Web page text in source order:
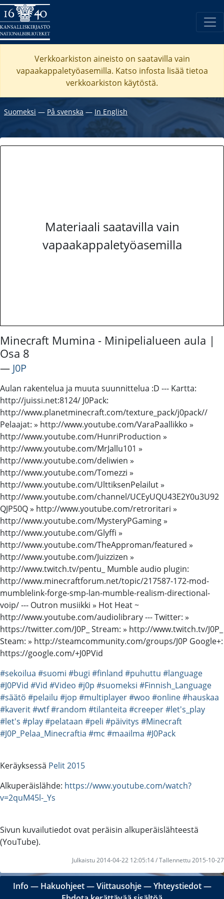
Verkkoarkiston aineisto on saatavilla vain
vapaakappaletyöasemilla. Katso infosta lisää tietoa
verkkoarkiston käytöstä.
Suomeksi ― På svenska ― In English
Materiaali saatavilla vain
vapaakappaletyöasemilla
Minecraft Mumina - Minipelialueen aula |
Osa 8
― J0P
Aulan rakentelua ja muuta suunnittelua :D --- Kartta:
http://juissi.net:8124/ J0Pack:
http://www.planetminecraft.com/texture_pack/j0pack//
Pelaajat: » http://www.youtube.com/VaraPaallikko »
http://www.youtube.com/HunriProduction »
http://www.youtube.com/MrJallu101 »
http://www.youtube.com/deliwien »
http://www.youtube.com/Tomezzi »
http://www.youtube.com/UlttiksenPelailut »
http://www.youtube.com/channel/UCEyUQU43E2Y0u3U92
QJP50Q » http://www.youtube.com/retroritari »
http://www.youtube.com/MysteryPGaming »
http://www.youtube.com/Glyffi »
http://www.youtube.com/TheApproman/featured »
http://www.youtube.com/Juizzizen »
http://www.twitch.tv/pentu_ Mumble audio plugin:
http://www.minecraftforum.net/topic/217587-172-mod-
mumblelink-forge-smp-lan-mumble-realism-directional-
voip/ --- Outron musiikki » Hot Heat ~
http://www.youtube.com/audiolibrary --- Twitter: »
https://twitter.com/J0P_ Stream: » http://www.twitch.tv/J0P_
Steam: » http://steamcommunity.com/groups/J0P Google+:
https://google.com/+J0PVid
#sekoilua #suomi #bugi #finland #puhuttu #language
#J0PVid #Vid #Video #j0p #suomeksi #Finnish_Language
#säätö #pelailu #jop #multiplayer#woo #online#hauskaa
#kaverit#wtf#random #tilanteita #creeper#let's_play
#let's #play#pelataan #peli #päivitys #Minecraft
#J0P_Pelaa_Minecraftia #mc #maailma #J0Pack
Keräyksessä Pelit 2015
Alkuperäislähde: https://www.youtube.com/watch?
v=2quM45l-_Ys
Sivun kuvailutiedot ovat peräisin alkuperäislähteestä
(YouTube).
Julkaistu 2014-04-22 12:05:14 / Tallennettu 2015-10-27
Info ― Hakuohjeet―Viittausohje―Yhteystiedot―